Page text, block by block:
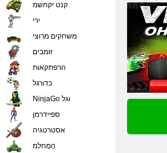
קנט יקחשמ
ירי
משחקים מרוצי
זומבים
הרפתקאות
כדורגל
NinjaGo וגל
ספיידרמן
אסטרטגיה
הָמָחלִמ